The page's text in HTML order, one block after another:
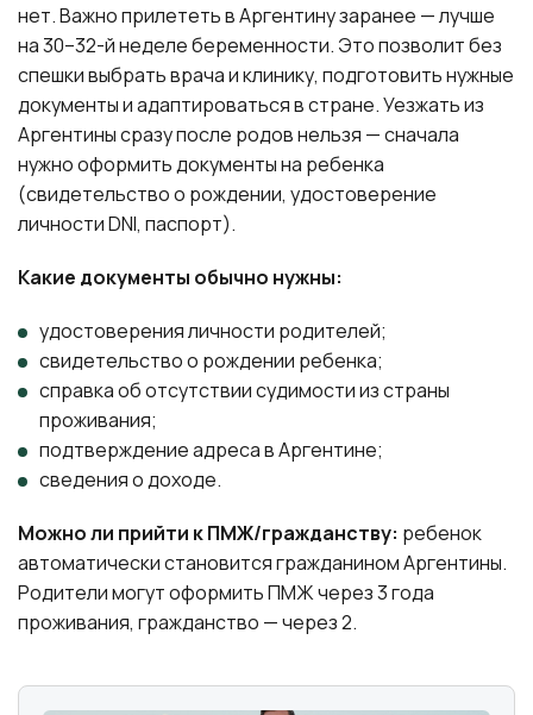
нет. Важно прилететь в Аргентину заранее — лучше
на 30–32-й неделе беременности. Это позволит без
спешки выбрать врача и клинику, подготовить нужные
документы и адаптироваться в стране. Уезжать из
Аргентины сразу после родов нельзя — сначала
нужно оформить документы на ребенка
(свидетельство о рождении, удостоверение
личности DNI, паспорт).
Какие документы обычно нужны:
удостоверения личности родителей;
свидетельство о рождении ребенка;
справка об отсутствии судимости из страны
проживания;
подтверждение адреса в Аргентине;
сведения о доходе.
Можно ли прийти к ПМЖ/гражданству: ребенок
автоматически становится гражданином Аргентины.
Родители могут оформить ПМЖ через 3 года
проживания, гражданство — через 2.